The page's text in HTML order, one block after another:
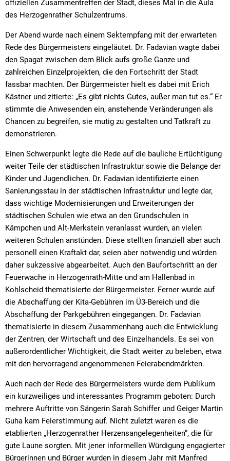
offiziellen Zusammentreffen der Stadt, dieses Mal in die Aula
des Herzogenrather Schulzentrums.
Der Abend wurde nach einem Sektempfang mit der erwarteten
Rede des Bürgermeisters eingeläutet. Dr. Fadavian wagte dabei
den Spagat zwischen dem Blick aufs große Ganze und
zahlreichen Einzelprojekten, die den Fortschritt der Stadt
fassbar machten. Der Bürgermeister hielt es dabei mit Erich
Kästner und zitierte: „Es gibt nichts Gutes, außer man tut es.“ Er
stimmte die Anwesenden ein, anstehende Veränderungen als
Chancen zu begreifen, sie mutig zu gestalten und Tatkraft zu
demonstrieren.
Einen Schwerpunkt legte die Rede auf die bauliche Ertüchtigung
weiter Teile der städtischen Infrastruktur sowie die Belange der
Kinder und Jugendlichen. Dr. Fadavian identifizierte einen
Sanierungsstau in der städtischen Infrastruktur und legte dar,
dass wichtige Modernisierungen und Erweiterungen der
städtischen Schulen wie etwa an den Grundschulen in
Kämpchen und Alt-Merkstein veranlasst wurden, an vielen
weiteren Schulen anstünden. Diese stellten finanziell aber auch
personell einen Kraftakt dar, seien aber notwendig und würden
daher sukzessive abgearbeitet. Auch den Baufortschritt an der
Feuerwache in Herzogenrath-Mitte und am Hallenbad in
Kohlscheid thematisierte der Bürgermeister. Ferner wurde auf
die Abschaffung der Kita-Gebühren im Ü3-Bereich und die
Abschaffung der Parkgebühren eingegangen. Dr. Fadavian
thematisierte in diesem Zusammenhang auch die Entwicklung
der Zentren, der Wirtschaft und des Einzelhandels. Es sei von
außerordentlicher Wichtigkeit, die Stadt weiter zu beleben, etwa
mit den hervorragend angenommenen Feierabendmärkten.
Auch nach der Rede des Bürgermeisters wurde dem Publikum
ein kurzweiliges und interessantes Programm geboten: Durch
mehrere Auftritte von Sängerin Sarah Schiffer und Geiger Martin
Guha kam Feierstimmung auf. Nicht zuletzt waren es die
etablierten „Herzogenrather Herzensangelegenheiten“, die für
gute Laune sorgten. Mit jener informellen Würdigung engagierter
Bürgerinnen und Bürger wurden in diesem Jahr mit Manfred